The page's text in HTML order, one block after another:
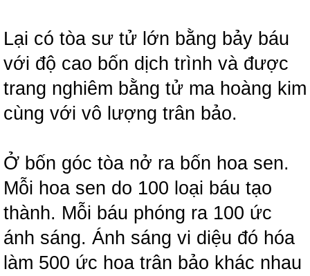
Lại có tòa sư tử lớn bằng bảy báu
với độ cao bốn dịch trình và được
trang nghiêm bằng tử ma hoàng kim
cùng với vô lượng trân bảo.
Ở bốn góc tòa nở ra bốn hoa sen.
Mỗi hoa sen do 100 loại báu tạo
thành. Mỗi báu phóng ra 100 ức
ánh sáng. Ánh sáng vi diệu đó hóa
làm 500 ức hoa trân bảo khác nhau